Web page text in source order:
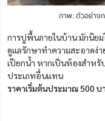
ภาพ: ตัวอย่าง
การปูพื้นภายในบ้าน มักนิย
ดูแลรักษาทำความสะอาดง่
เปียกน้ำ หากเป็นห้องสำหรั
ประเภทอื่นแทน
ราคาเริ่มต้นประมาณ 500 บ